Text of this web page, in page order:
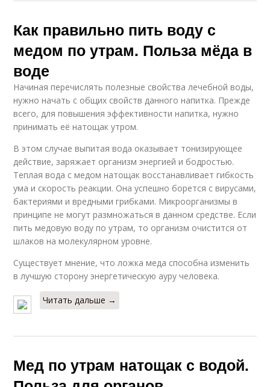
Как правильно пить воду с
медом по утрам. Польза мёда в
воде
Начиная перечислять полезные свойства лечебной воды,
нужно начать с общих свойств данного напитка. Прежде
всего, для повышения эффективности напитка, нужно
принимать её натощак утром.
В этом случае выпитая вода оказывает тонизирующее
действие, заряжает организм энергией и бодростью.
Теплая вода с медом натощак восстанавливает гибкость
ума и скорость реакции. Она успешно борется с вирусами,
бактериями и вредными грибками. Микроорганизмы в
принципе не могут размножаться в данном средстве. Если
пить медовую воду по утрам, то организм очистится от
шлаков на молекулярном уровне.
Существует мнение, что ложка меда способна изменить
в лучшую сторону энергетическую ауру человека.
Читать дальше →
Мед по утрам натощак с водой.